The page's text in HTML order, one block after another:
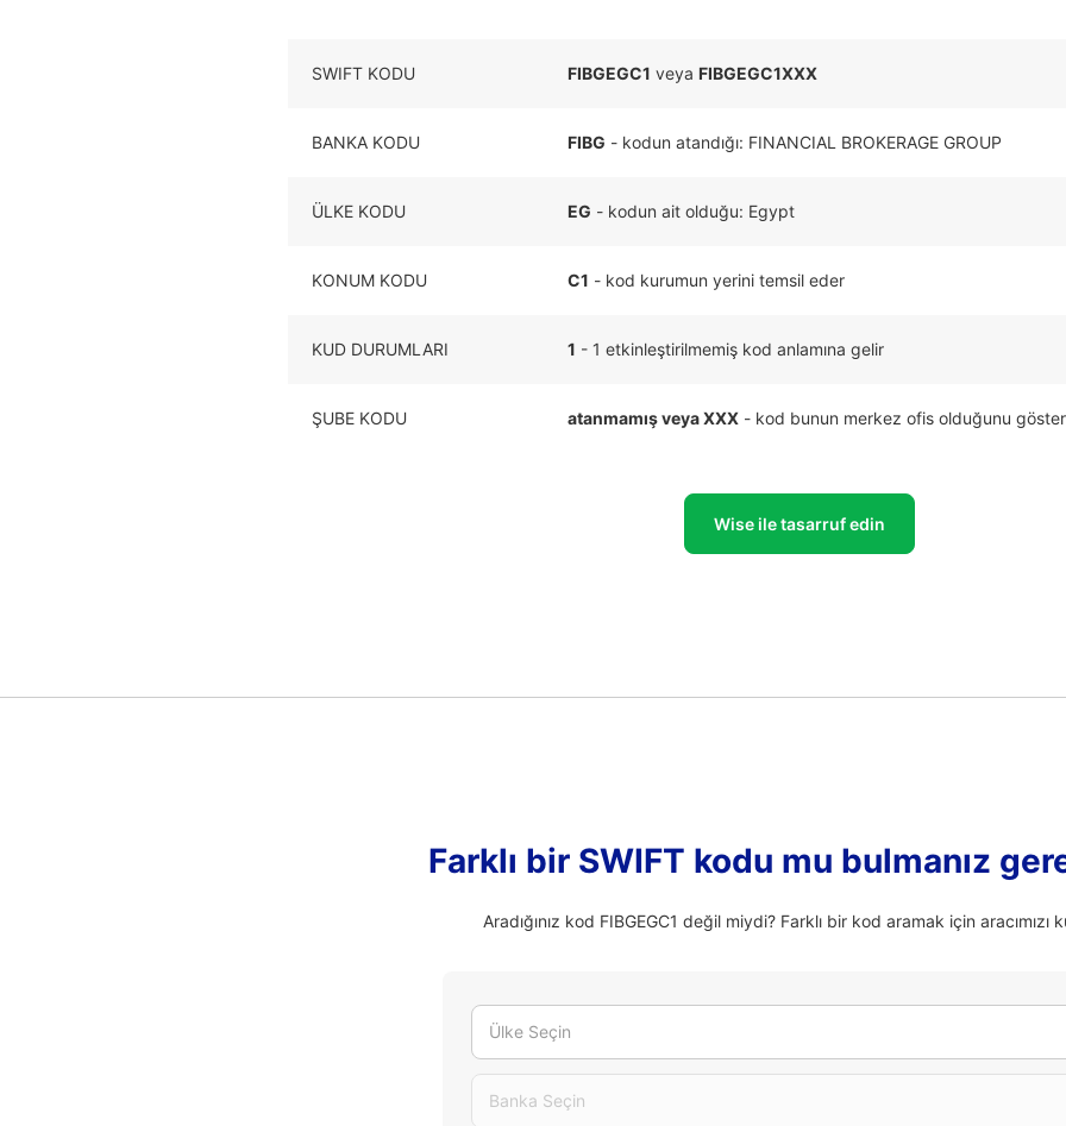
SWIFT KODU FIBGEGC1 veya FIBGEGC1XXX
BANKA KODU FIBG - kodun atandığı: FINANCIAL BROKERAGE GROUP
ÜLKE KODU EG - kodun ait olduğu: Egypt
KONUM KODU C1 - kod kurumun yerini temsil eder
KUD DURUMLARI 1 - 1 etkinleştirilmemiş kod anlamına gelir
ŞUBE KODU atanmamış veya XXX - kod bunun merkez ofis olduğunu
Wise ile tasarruf edin
Farklı bir SWIFT kodu mu bulmanız
Aradığınız kod FIBGEGC1 değil miydi? Farklı bir kod aramak için aracımızı
Ülke Seçin
Banka Seçin